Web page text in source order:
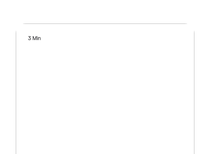
3 Min